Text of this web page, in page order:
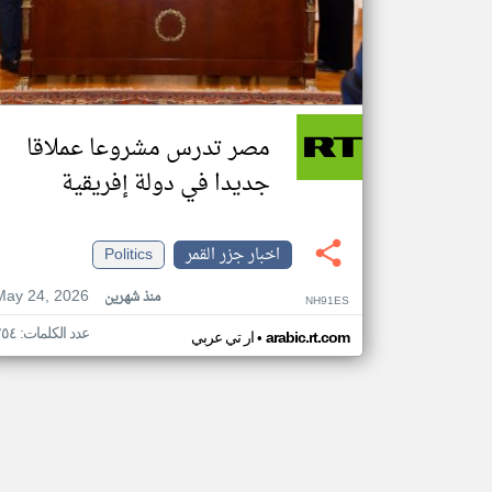
مصر تدرس مشروعا عملاقا
جديدا في دولة إفريقية
اخبار جزر القمر
Politics
24, 2026
منذ شهرين NH91ES
ار تي عربي• arabic.rt.com عدد الكلمات: ٢٥٤